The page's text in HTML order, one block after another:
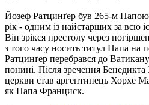
Йозеф Ратцинґер був 265-м
рік - одним із найстарших за всю
Він зрікся престолу через
з того часу носить титул Папа на
Ратцинґер перебрався до
понині. Після зречення
церкви став аргентинець Хорхе
як Папа Франциск.